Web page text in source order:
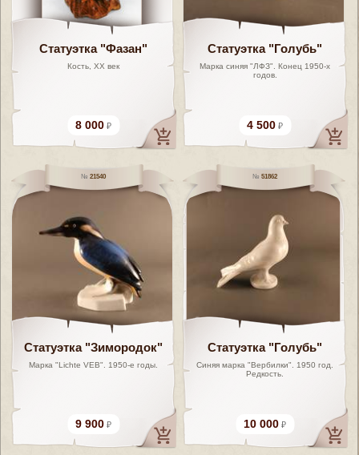
Статуэтка "Фазан"
Кость, XX век
8 000
Статуэтка "Голубь"
Марка синяя "ЛФЗ". Конец 1950-х
годов.
4 500
21540
Статуэтка "Зимородок"
Марка "Lichte VEB". 1950-е годы.
9 900
51862
Статуэтка "Голубь"
Синяя марка "Вербилки". 1950 год.
Редкость.
10 000